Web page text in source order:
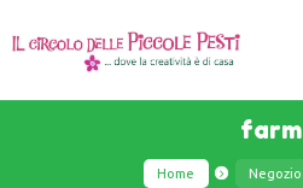
farm
Home Negozio